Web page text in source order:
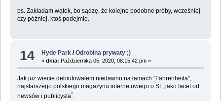
ps. Zakładam wątek, bo sądzę, że kolejne podobne próby, wcześniej
czy później, ktoś podejmie.
14 Hyde Park /Odrobina prywaty ;)
«dnia: Października 05, 2020, 08:15:42 pm »
Jak już wiecie debiutowałem niedawno na łamach "Fahrenheita",
najstarszego polskiego magazynu internetowego o SF, jako facet od
newsów i publicysta*.